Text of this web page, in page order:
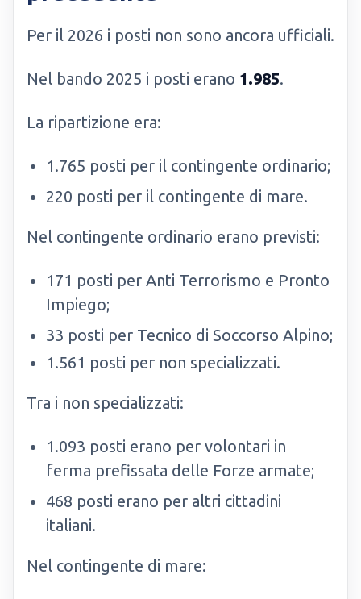
Per il 2026 i posti non sono ancora ufficiali.
Nel bando 2025 i posti erano 1.985.
La ripartizione era:
1.765 posti per il contingente ordinario;
220 posti per il contingente di mare.
Nel contingente ordinario erano previsti:
171 posti per Anti Terrorismo e Pronto
Impiego;
33 posti per Tecnico di Soccorso Alpino;
1.561 posti per non specializzati.
Tra i non specializzati:
1.093 posti erano per volontari in
ferma prefissata delle Forze armate;
468 posti erano per altri cittadini
italiani.
Nel contingente di mare: